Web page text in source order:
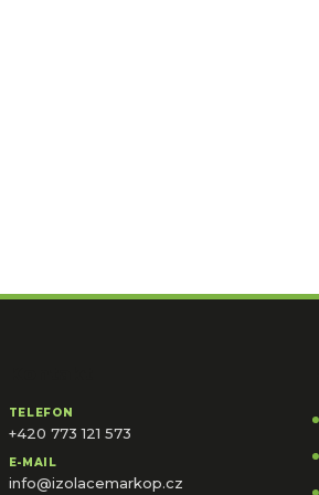
TELEFON
+420 773 121 573
E-MAIL
info@izolacemarkop.cz